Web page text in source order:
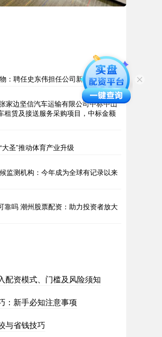
：聘任史东伟担任公司新总裁
家边坚信汽车运输有限公司中标中山
租赁及接送服务采购项目，中标金额
圣”推动体育产业升级
监测机构：今年成为全球有记录以来
靠吗 潮州股票配资：助力投资者放大
配资模式、门槛及风险须知
：新手必知注意事项
与省钱技巧